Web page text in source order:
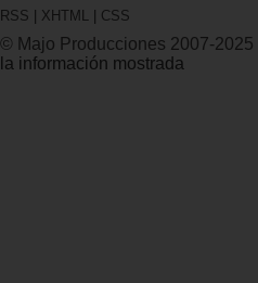
RSS XHTML CSS
© Majo Producciones 2007-2025
la información mostrada